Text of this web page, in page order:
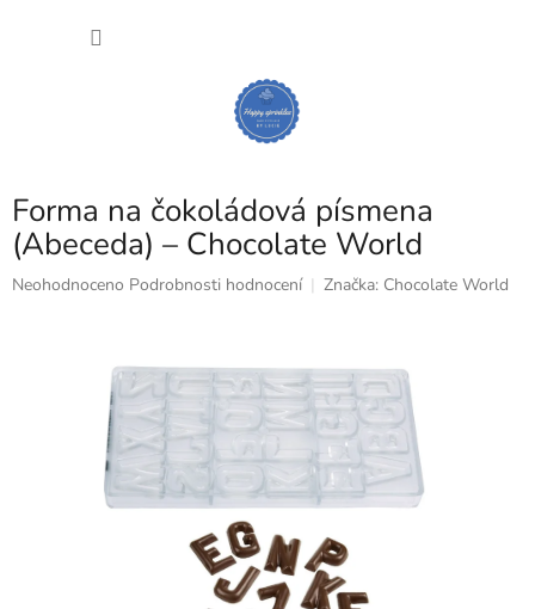
Forma na čokoládová písmena
(Abeceda) – Chocolate World
Průměrné
Neohodnoceno Podrobnosti hodnocení Značka: Chocolate World